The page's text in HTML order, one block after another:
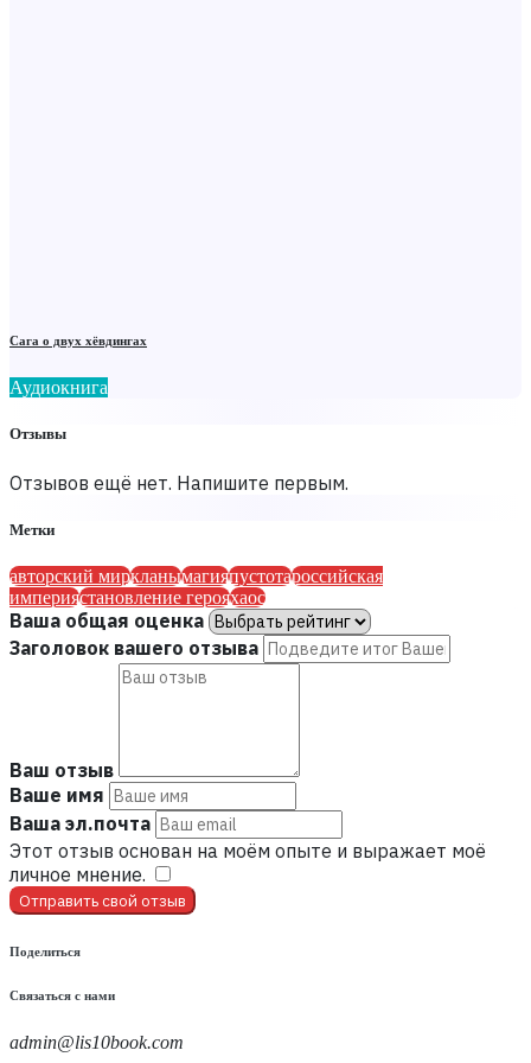
Сага о двух хёвдингах
Аудиокнига
Отзывы
Отзывов ещё нет. Напишите первым.
Метки
авторский миркланымагияпустотароссийская
империястановление герояхаос
Ваша общая оценка
Заголовок вашего отзыва
Ваш отзыв
Ваше имя
Ваша эл.почта
Этот отзыв основан на моём опыте и выражает моё
личное мнение.
Отправить свой отзыв
Поделиться
Связаться с нами
admin@lis10book.com